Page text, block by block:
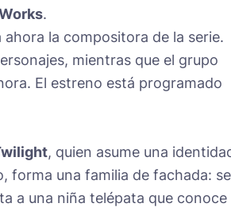
.
la compositora de la serie.
mientras que el grupo
El estreno está programado
, quien asume una
forma una familia de fachada: se
a una niña telépata que conoce